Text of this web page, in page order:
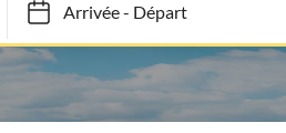
Arrivée-Départ